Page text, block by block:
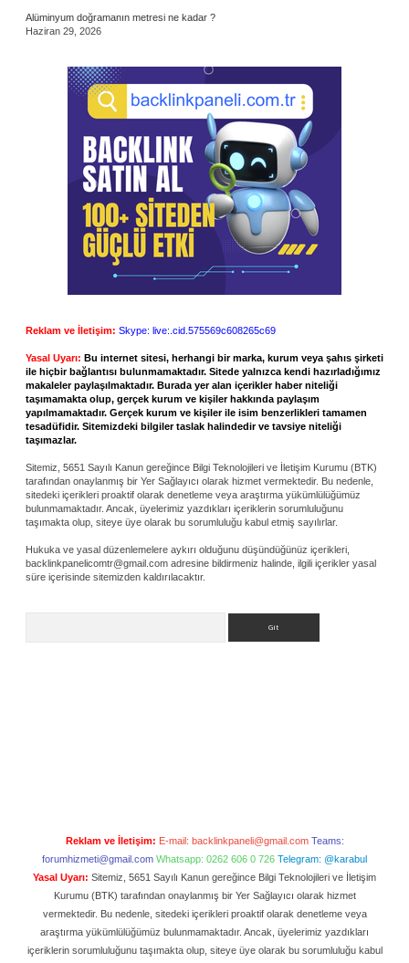
Alüminyum doğramanın metresi ne kadar ?
Haziran 29, 2026
Reklam ve İletişim: Skype: live:.cid.575569c608265c69
Yasal Uyarı: Bu internet sitesi, herhangi bir marka, kurum veya şahıs şirketi
ile hiçbir bağlantısı bulunmamaktadır. Sitede yalnızca kendi hazırladığımız
makaleler paylaşılmaktadır. Burada yer alan içerikler haber niteliği
taşımamakta olup, gerçek kurum ve kişiler hakkında paylaşım
yapılmamaktadır. Gerçek kurum ve kişiler ile isim benzerlikleri tamamen
tesadüfidir. Sitemizdeki bilgiler taslak halindedir ve tavsiye niteliği
taşımazlar.
Sitemiz, 5651 Sayılı Kanun gereğince Bilgi Teknolojileri ve İletişim Kurumu (BTK)
tarafından onaylanmış bir Yer Sağlayıcı olarak hizmet vermektedir. Bu nedenle,
sitedeki içerikleri proaktif olarak denetleme veya araştırma yükümlülüğümüz
bulunmamaktadır. Ancak, üyelerimiz yazdıkları içeriklerin sorumluluğunu
taşımakta olup, siteye üye olarak bu sorumluluğu kabul etmiş sayılırlar.
Hukuka ve yasal düzenlemelere aykırı olduğunu düşündüğünüz içerikleri,
backlinkpanelicomtr@gmail.com adresine bildirmeniz halinde, ilgili içerikler yasal
süre içerisinde sitemizden kaldırılacaktır.
Reklam ve İletişim: E-mail: backlinkpaneli@gmail.com Teams:
forumhizmeti@gmail.com Whatsapp: 0262 606 0 726 Telegram: @karabul
Yasal Uyarı: Sitemiz, 5651 Sayılı Kanun gereğince Bilgi Teknolojileri ve İletişim
Kurumu (BTK) tarafından onaylanmış bir Yer Sağlayıcı olarak hizmet
vermektedir. Bu nedenle, sitedeki içerikleri proaktif olarak denetleme veya
araştırma yükümlülüğümüz bulunmamaktadır. Ancak, üyelerimiz yazdıkları
içeriklerin sorumluluğunu taşımakta olup, siteye üye olarak bu sorumluluğu kabul